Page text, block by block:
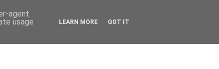
agent
usage
LEARN MORE GOT IT